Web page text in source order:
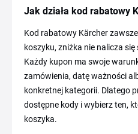
Jak działa kod rabatowy
Kod rabatowy Kärcher
koszyku, zniżka nie nalicza
Każdy kupon ma swoje
zamówienia, datę ważności
konkretnej kategorii. Dlatego
dostępne kody i wybierz ten,
koszyka.